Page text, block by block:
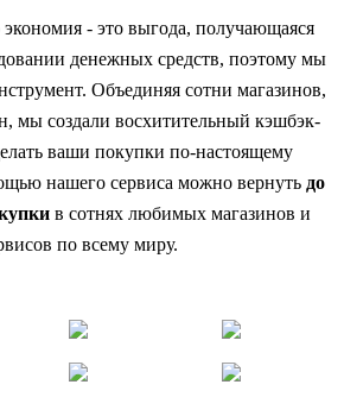
- это выгода, получающаяся
денежных средств, поэтому мы
Объединяя сотни магазинов,
мы создали восхитительный кэшбэк-
ваши покупки по-настоящему
нашего сервиса можно вернуть до
в сотнях любимых магазинов и
по всему миру.